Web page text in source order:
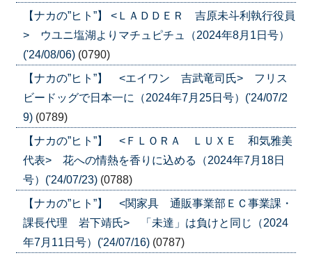
【ナカの”ヒト”】 <ＬＡＤＤＥＲ 吉原未斗利執行役員
> ウユニ塩湖よりマチュピチュ（2024年8月1日号）
('24/08/06) (0790)
【ナカの”ヒト”】 <エイワン 吉武竜司氏> フリス
ビードッグで日本一に（2024年7月25日号）('24/07/2
9) (0789)
【ナカの”ヒト”】 <ＦＬＯＲＡ ＬＵＸＥ 和気雅美
代表> 花への情熱を香りに込める（2024年7月18日
号）('24/07/23) (0788)
【ナカの”ヒト”】 <関家具 通販事業部ＥＣ事業課・
課長代理 岩下靖氏> 「未達」は負けと同じ（2024
年7月11日号）('24/07/16) (0787)